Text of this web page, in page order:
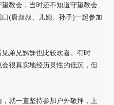
教会，当时还不知道守望教会
(唐叔叔、儿媳、孙子)一起参加
弟兄姊妹也比较欢喜。有时
很真实地经历灵性的低沉，但
就一直坚持参加户外敬拜，上